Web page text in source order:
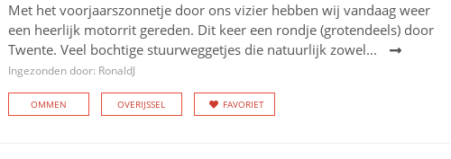
Met het voorjaarszonnetje door ons vizier hebben wij vandaag weer
een heerlijk motorrit gereden. Dit keer een rondje (grotendeels) door
Twente. Veel bochtige stuurweggetjes die natuurlijk zowel...
Ingezonden door: RonaldJ
OMMEN OVERIJSSEL FAVORIET